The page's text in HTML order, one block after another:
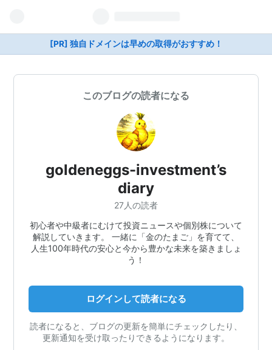
[PR] 独自ドメインは早めの取得がおすすめ！
このブログの読者になる
goldeneggs-investment’s
diary
27人の読者
初心者や中級者にむけて投資ニュースや個別株について
解説していきます。 一緒に「金のたまご」を育てて、
人生100年時代の安心と今から豊かな未来を築きましょ
う！
ログインして読者になる
読者になると、ブログの更新を簡単にチェックしたり、
更新通知を受け取ったりできるようになります。